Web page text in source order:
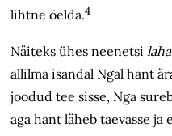
lihtne öelda.4
Näiteks ühes neenetsi
allilma isandal Ngal hant
joodud tee sisse, Nga
aga hant läheb taevasse ja